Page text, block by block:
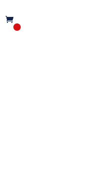
Elementy